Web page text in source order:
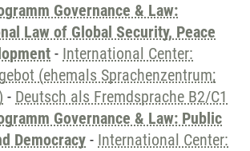
Governance & Law:
Law of Global Security, Peace
- International Center:
(ehemals Sprachenzentrum;
- Deutsch als Fremdsprache B2/C1
Governance & Law: Public
Democracy - International Center: